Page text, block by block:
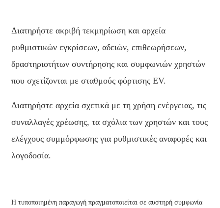
Διατηρήστε ακριβή τεκμηρίωση και αρχεία
ρυθμιστικών εγκρίσεων, αδειών, επιθεωρήσεων,
δραστηριοτήτων συντήρησης και συμφωνιών χρηστών
που σχετίζονται με σταθμούς φόρτισης EV.
Διατηρήστε αρχεία σχετικά με τη χρήση ενέργειας, τις
συναλλαγές χρέωσης, τα σχόλια των χρηστών και τους
ελέγχους συμμόρφωσης για ρυθμιστικές αναφορές και
λογοδοσία.
Η τυποποιημένη παραγωγή πραγματοποιείται σε αυστηρή συμφωνία